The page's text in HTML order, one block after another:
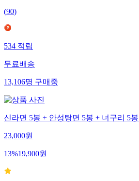
(90)
534 적립
무료배송
13,106명 구매중
신라면 5봉 + 안성탕면 5봉 + 너구리 5
23,000원
13%19,900원